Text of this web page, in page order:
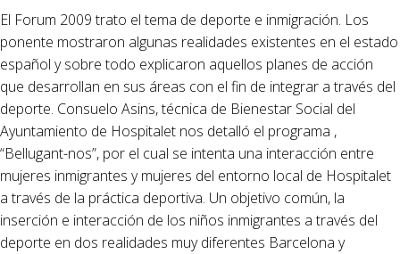
El Forum 2009 trato el tema de deporte e inmigración. Los
ponente mostraron algunas realidades existentes en el estado
español y sobre todo explicaron aquellos planes de acción
que desarrollan en sus áreas con el fin de integrar a través del
deporte. Consuelo Asins, técnica de Bienestar Social del
Ayuntamiento de Hospitalet nos detalló el programa ,
“Bellugant-nos”, por el cual se intenta una interacción entre
mujeres inmigrantes y mujeres del entorno local de Hospitalet
a través de la práctica deportiva. Un objetivo común, la
inserción e interacción de los niños inmigrantes a través del
deporte en dos realidades muy diferentes Barcelona y